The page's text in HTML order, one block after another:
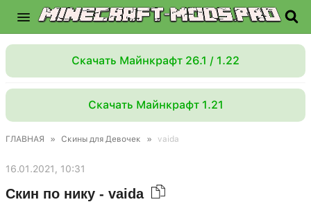
Скачать Майнкрафт 26.1 / 1.22
Скачать Майнкрафт 1.21
ГЛАВНАЯ » Скины для Девочек » vaida
16.01.2021, 10:31
Скин по нику - vaida